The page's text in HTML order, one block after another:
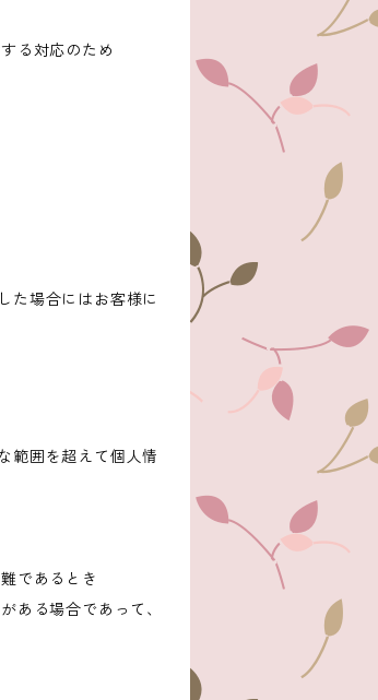
る対応のため
た場合にはお客様に
範囲を超えて個人情
であるとき
ある場合であって、